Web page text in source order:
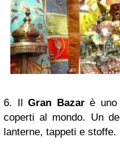
6. IlGran Bazarè uno
coperti al mondo. Un
lanterne, tappeti e